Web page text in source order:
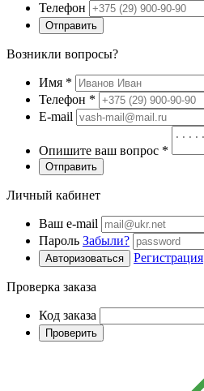
Телефон
Отправить
Возникли вопросы?
Имя *
Телефон *
E-mail
Опишите ваш вопрос *
Отправить
Личный кабинет
Ваш e-mail
Пароль Забыли?
Авторизоваться Регистрация
Проверка заказа
Код заказа
Проверить